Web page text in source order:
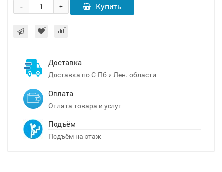
+
- Купить
Доставка
Доставка по С-Пб и Лен. области
Оплата
Оплата товара и услуг
Подъём
Подъём на этаж